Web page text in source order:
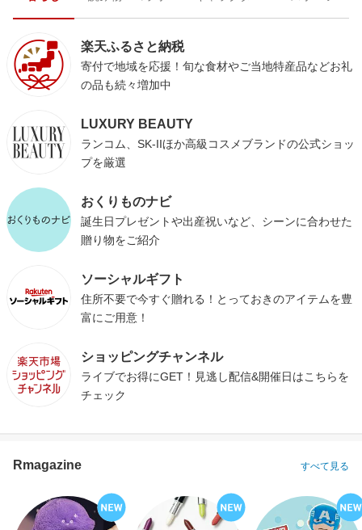
楽天ふるさと納税
寄付で地域を応援！旬な食材やご当地特産品などお礼
の品も続々増加中
LUXURY BEAUTY
ランコム、SK-IIほか高級コスメブランドの公式ショッ
プを厳選
おくりものナビ
誕生日プレゼントや出産祝いなど、シーンに合わせた
贈り物をご紹介
ソーシャルギフト
住所不要で今すぐ贈れる！とっておきのアイテムを豊
富にご用意！
ショッピングチャンネル
ライブでお得にGET！見逃し配信&開催日はこちらを
チェック
Rmagazine すべて見る